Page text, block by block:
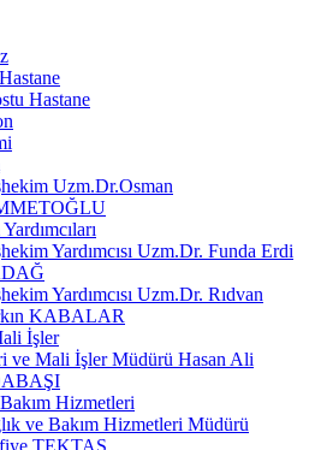
Hastane
Uzm.Dr.Osman
Yardımcısı Uzm.Dr. Funda Erdi
Yardımcısı Uzm.Dr. Rıdvan
KABALAR
İşler
ve Mali İşler Müdürü Hasan Ali
Hizmetleri
ve Bakım Hizmetleri Müdürü
TEKTAŞ